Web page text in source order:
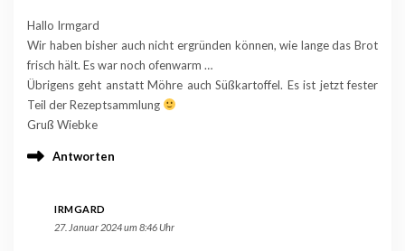
Hallo Irmgard
Wir haben bisher auch nicht ergründen können, wie lange das Brot
frisch hält. Es war noch ofenwarm …
Übrigens geht anstatt Möhre auch Süßkartoffel. Es ist jetzt fester
Teil der Rezeptsammlung
Gruß Wiebke
Antworten
IRMGARD
27. Januar 2024 um 8:46 Uhr